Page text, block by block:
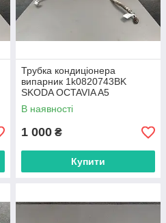
Трубка кондиціонера
випарник 1k0820743BK
SKODA OCTAVIA A5
В наявності
1 000 ₴
Купити